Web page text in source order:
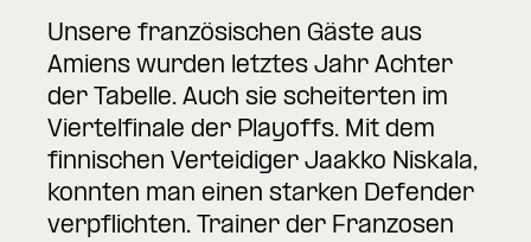
Unsere französischen Gäste aus
Amiens wurden letztes Jahr Achter
der Tabelle. Auch sie scheiterten im
Viertelfinale der Playoffs. Mit dem
finnischen Verteidiger Jaakko Niskala,
konnten man einen starken Defender
verpflichten. Trainer der Franzosen